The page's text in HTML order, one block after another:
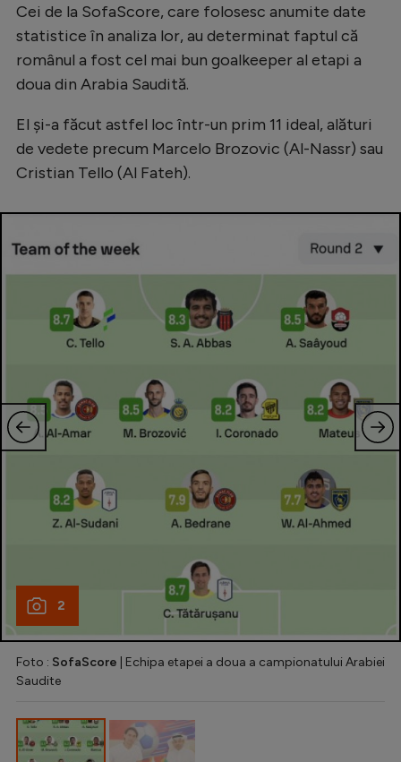
Tenis
Handbal
Natație
Auto
Ciclism
JO 2024
JO 2026
Creează cont
Cei de la SofaScore, care folosesc anumite date
statistice în analiza lor, au determinat faptul că
românul a fost cel mai bun goalkeeper al etapi a
doua din Arabia Saudită.
El și-a făcut astfel loc într-un prim 11 ideal, alături
de vedete precum Marcelo Brozovic (Al-Nassr) sau
Cristian Tello (Al Fateh).
2
Foto : SofaScore | Echipa etapei a doua a campionatului Arabiei
Saudite